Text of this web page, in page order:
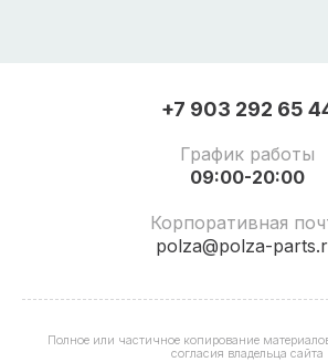
+7 903 292 65
График работы
09:00-20:00
Корпоративная
polza@polza-
Полное или частичное копирование
согласия владельца сайта